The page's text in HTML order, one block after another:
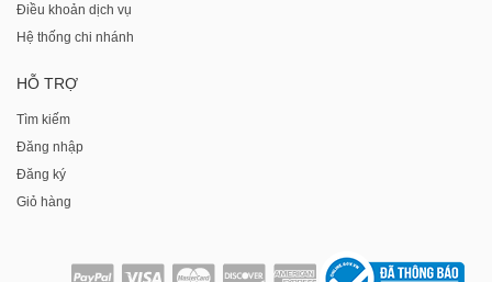
Điều khoản dịch vụ
Hệ thống chi nhánh
HỖ TRỢ
Tìm kiếm
Đăng nhập
Đăng ký
Giỏ hàng